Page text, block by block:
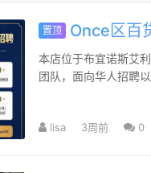
置顶 Once区百
本店位于布宜诺斯艾
团队，面向华人招聘
lisa 3周前 0